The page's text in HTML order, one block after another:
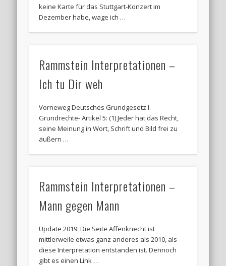
keine Karte für das Stuttgart-Konzert im
Dezember habe, wage ich …
Rammstein Interpretationen –
Ich tu Dir weh
Vorneweg Deutsches Grundgesetz I.
Grundrechte- Artikel 5: (1) Jeder hat das Recht,
seine Meinung in Wort, Schrift und Bild frei zu
äußern …
Rammstein Interpretationen –
Mann gegen Mann
Update 2019: Die Seite Affenknecht ist
mittlerweile etwas ganz anderes als 2010, als
diese Interpretation entstanden ist. Dennoch
gibt es einen Link …